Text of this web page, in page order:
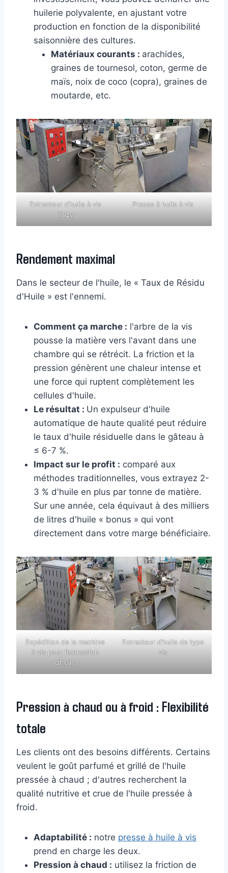
huilerie polyvalente, en ajustant votre
production en fonction de la disponibilité
saisonnière des cultures.
Matériaux courants : arachides,
graines de tournesol, coton, germe de
maïs, noix de coco (copra), graines de
moutarde, etc.
Extracteur d’huile à vis
Taizy
Presse à huile à vis
Rendement maximal
Dans le secteur de l'huile, le « Taux de Résidu
d'Huile » est l'ennemi.
Comment ça marche : l'arbre de la vis
pousse la matière vers l'avant dans une
chambre qui se rétrécit. La friction et la
pression génèrent une chaleur intense et
une force qui ruptent complètement les
cellules d'huile.
Le résultat : Un expulseur d'huile
automatique de haute qualité peut réduire
le taux d'huile résiduelle dans le gâteau à
≤ 6-7 %.
Impact sur le profit : comparé aux
méthodes traditionnelles, vous extrayez 2-
3 % d'huile en plus par tonne de matière.
Sur une année, cela équivaut à des milliers
de litres d'huile « bonus » qui vont
directement dans votre marge bénéficiaire.
Expédition de la machine
à vis pour l’extraction
d’huile
Extracteur d’huile de type
vis
Pression à chaud ou à froid : Flexibilité
totale
Les clients ont des besoins différents. Certains
veulent le goût parfumé et grillé de l'huile
pressée à chaud ; d'autres recherchent la
qualité nutritive et crue de l'huile pressée à
froid.
Adaptabilité : notre presse à huile à vis
prend en charge les deux.
Pression à chaud : utilisez la friction de